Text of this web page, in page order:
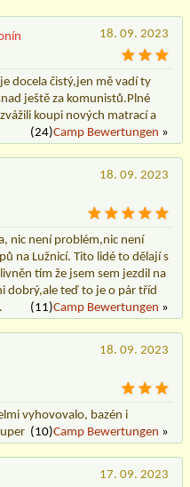
18. 09. 2023
docela čistý,jen mě vadí ty
ještě za komunistů.Plné
koupi nových matrací a
(24)Camp Bewertungen »
18. 09. 2023
nic není problém,nic není
na Lužnicí. Tito lidé to dělají s
tím že jsem sem jezdil na
dobrý,ale teď to je o pár tříd
(11)Camp Bewertungen »
18. 09. 2023
vyhovovalo, bazén i
(10)Camp Bewertungen »
17. 09. 2023